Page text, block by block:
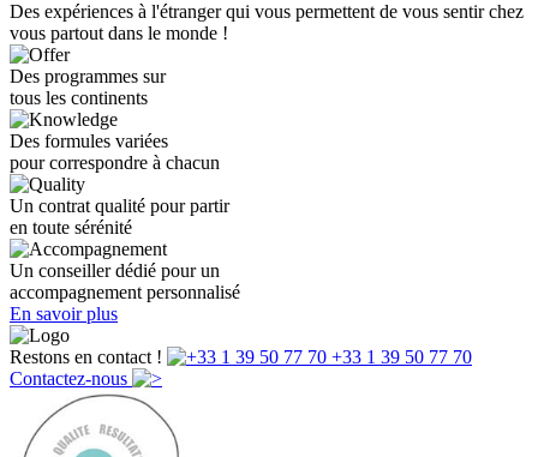
Des expériences à l'étranger qui vous permettent de vous sentir chez
vous partout dans le monde !
Des programmes sur
tous les continents
Des formules variées
pour correspondre à chacun
Un contrat qualité pour partir
en toute sérénité
Un conseiller dédié pour un
accompagnement personnalisé
En savoir plus
Restons en contact !
+33 1 39 50 77 70
Contactez-nous